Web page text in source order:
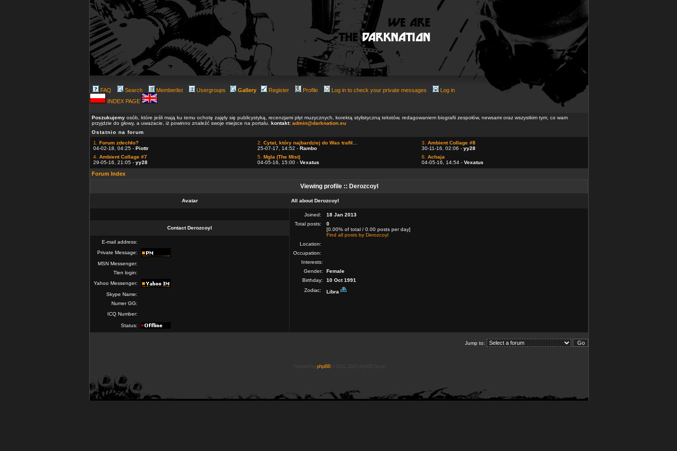
FAQ Search Memberlist Usergroups Gallery Register Profile Log in to check your private messages
Log in
INDEX PAGE
Poszukujemy osób, które jeśli mają ku temu ochotę zajęły się publicystyką, recenzjami płyt muzycznych, korektą stylistyczną tekstów, redagowaniem biografii zespołów, newsami oraz wszystkim tym, co wam
przyjdzie do głowy, a uważacie, iż powinno znaleźć swoje miejsce na portalu. kontakt: admin@darknation.eu
Ostatnio na forum
1. Forum zdechło?
04-02-18, 04:25 - Piottr
2. Cytat, który najbardziej do Was trafił...
25-07-17, 14:52 - Rambo
3. Ambient Collage #8
30-11-16, 02:06 - yy28
4. Ambient Collage #7
29-05-16, 21:05 - yy28
5. Mgla (The Mist)
04-05-16, 15:00 - Vexatus
6. Achaja
04-05-16, 14:54 - Vexatus
Forum Index
Viewing profile :: Derozcoyl
Avatar All about Derozcoyl
Joined:
18 Jan 2013
Total posts:
0
[0.00% of total / 0.00 posts per day]
Find all posts by Derozcoyl
Location:
Occupation:
Interests:
Gender:
Female
Birthday:
10 Oct 1991
Zodiac:
Libra
Contact Derozcoyl
E-mail address:
Private Message:
MSN Messenger:
Tlen login:
Yahoo Messenger:
Skype Name:
Numer GG:
ICQ Number:
Status:
Jump to:
phpBB© 2001, 2005 phpBB Group